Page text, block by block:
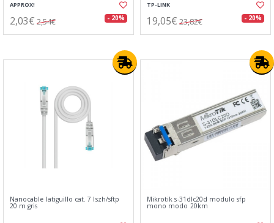
APPROX!
2,03€ 2,54€ - 20%
TP-LINK
19,05€ 23,82€ - 20%
Nanocable latiguillo cat. 7 lszh/sftp
20 m gris
Mikrotik s-31dlc20d modulo sfp
mono modo 20km